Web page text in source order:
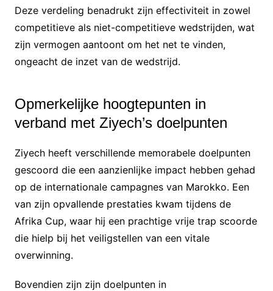
Deze verdeling benadrukt zijn effectiviteit in zowel
competitieve als niet-competitieve wedstrijden, wat
zijn vermogen aantoont om het net te vinden,
ongeacht de inzet van de wedstrijd.
Opmerkelijke hoogtepunten in
verband met Ziyech’s doelpunten
Ziyech heeft verschillende memorabele doelpunten
gescoord die een aanzienlijke impact hebben gehad
op de internationale campagnes van Marokko. Een
van zijn opvallende prestaties kwam tijdens de
Afrika Cup, waar hij een prachtige vrije trap scoorde
die hielp bij het veiligstellen van een vitale
overwinning.
Bovendien zijn zijn doelpunten in